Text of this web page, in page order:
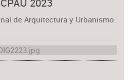
2023
de Arquitectura y Urbanismo.